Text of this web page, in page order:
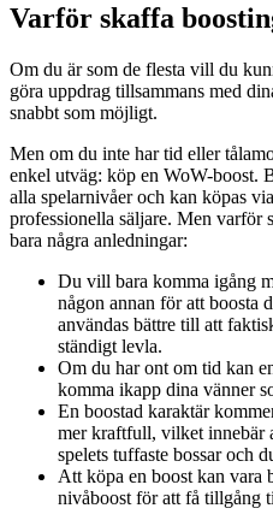
Varför skaffa
Om du är som de flesta vill du
göra uppdrag tillsammans med
snabbt som möjligt.
Men om du inte har tid eller
enkel utväg: köp en WoW-boost.
alla spelarnivåer och kan köpas
professionella säljare. Men varför
bara några anledningar:
Du vill bara komma igång
någon annan för att boosta
användas bättre till att
ständigt levla.
Om du har ont om tid kan
komma ikapp dina vänner
En boostad karaktär
mer kraftfull, vilket innebär
spelets tuffaste bossar och
Att köpa en boost kan vara
nivåboost för att få tillgång